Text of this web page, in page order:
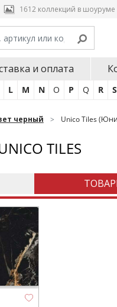
1612 коллекций в шоуруме
и оплата
L M N O P Q R S
черный Unico Tiles
TILES